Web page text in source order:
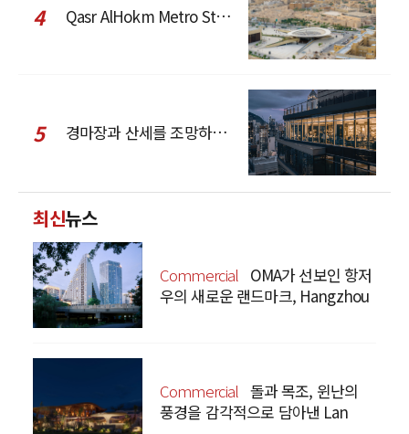
4 Qasr AlHokm Metro Station, 구도심과 현대 공공 인프라의 접점을 제안하다
5 경마장과 산세를 조망하는 CCD Hong Kong Creative Center
최신뉴스
Commercial OMA가 선보인 항저
우의 새로운 랜드마크, Hangzhou
Commercial 돌과 목조, 윈난의
풍경을 감각적으로 담아낸 Lan